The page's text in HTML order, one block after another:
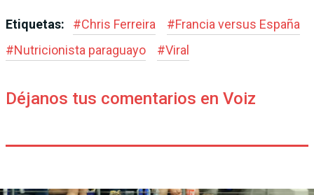
Etiquetas: #Chris Ferreira #Francia versus España
#Nutricionista paraguayo #Viral
Déjanos tus comentarios en Voiz